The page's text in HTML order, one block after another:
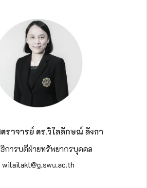
ราจารย์ ดร.วิไลลักษณ์ ลังกา
การบดีฝ่ายทรัพยากรบุคคล
wilailakl@g.swu.ac.th